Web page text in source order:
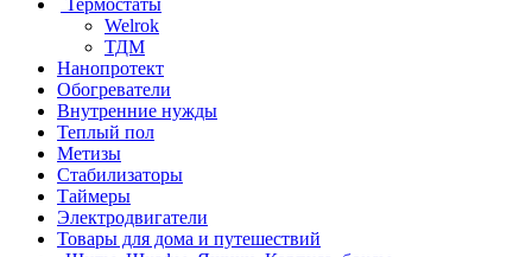
Термостаты
Welrok
ТДМ
Нанопротект
Обогреватели
Внутренние нужды
Теплый пол
Метизы
Стабилизаторы
Таймеры
Электродвигатели
Товары для дома и путешествий